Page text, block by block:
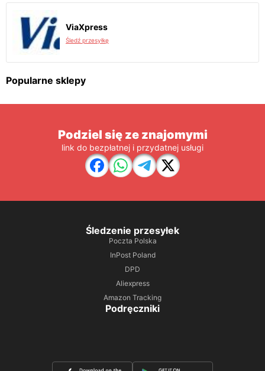
ViaXpress
Śledź przesyłkę
Popularne sklepy
Podziel się ze znajomymi
link do bezpłatnej i przydatnej usługi
Śledzenie przesyłek
Poczta Polska
InPost Poland
DPD
Aliexpress
Amazon Tracking
Podręczniki